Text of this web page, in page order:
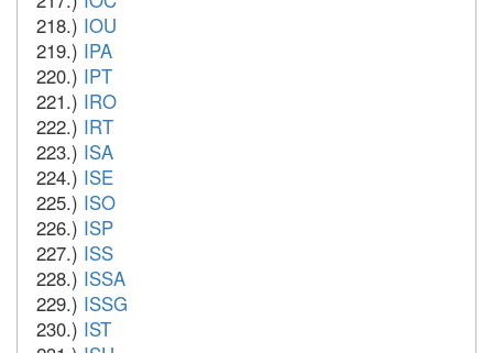
218.) IOU
219.) IPA
220.) IPT
221.) IRO
222.) IRT
223.) ISA
224.) ISE
225.) ISO
226.) ISP
227.) ISS
228.) ISSA
229.) ISSG
230.) IST